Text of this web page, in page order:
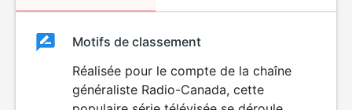
ClassementClassement
Motifs de classement
Réalisée pour le compte de la chaîne
généraliste Radio-Canada, cette